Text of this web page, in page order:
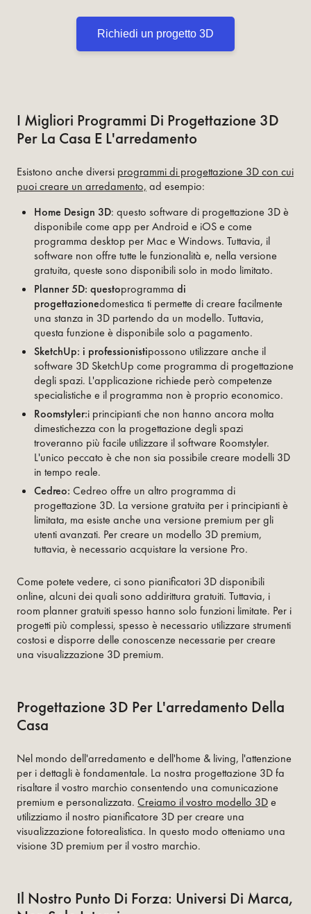
Richiedi un progetto 3D
I Migliori Programmi Di Progettazione 3D
Per La Casa E L'arredamento
Esistono anche diversi programmi di progettazione 3D con cui
puoi creare un arredamento, ad esempio:
Home Design 3D: questo software di progettazione 3D è
disponibile come app per Android e iOS e come
programma desktop per Mac e Windows. Tuttavia, il
software non offre tutte le funzionalità e, nella versione
gratuita, queste sono disponibili solo in modo limitato.
Planner 5D: questoprogrammadi
progettazionedomestica ti permette di creare facilmente
una stanza in 3D partendo da un modello. Tuttavia,
questa funzione è disponibile solo a pagamento.
SketchUp: i professionistipossono utilizzare anche il
software 3D SketchUp come programma di progettazione
degli spazi. L'applicazione richiede però competenze
specialistiche e il programma non è proprio economico.
Roomstyler:i principianti che non hanno ancora molta
dimestichezza con la progettazione degli spazi
troveranno più facile utilizzare il software Roomstyler.
L'unico peccato è che non sia possibile creare modelli 3D
in tempo reale.
Cedreo:Cedreo offre un altro programma di
progettazione 3D. La versione gratuita per i principianti è
limitata, ma esiste anche una versione premium per gli
utenti avanzati. Per creare un modello 3D premium,
tuttavia, è necessario acquistare la versione Pro.
Come potete vedere, ci sono pianificatori 3D disponibili
online, alcuni dei quali sono addirittura gratuiti. Tuttavia, i
room planner gratuiti spesso hanno solo funzioni limitate. Per i
progetti più complessi, spesso è necessario utilizzare strumenti
costosi e disporre delle conoscenze necessarie per creare
una visualizzazione 3D premium.
Progettazione 3D Per L'arredamento Della
Casa
Nel mondo dell'arredamento e dell'home & living, l'attenzione
per i dettagli è fondamentale. La nostra progettazione 3D fa
risaltare il vostro marchio consentendo una comunicazione
premium e personalizzata. Creiamo il vostro modello 3De
utilizziamo il nostro pianificatore 3D per creare una
visualizzazione fotorealistica. In questo modo otteniamo una
visione 3D premium per il vostro marchio.
Il Nostro Punto Di Forza: Universi Di Marca,